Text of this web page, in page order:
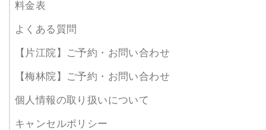
料金表
よくある質問
【片江院】ご予約・お問い合わせ
【梅林院】ご予約・お問い合わせ
個人情報の取り扱いについて
キャンセルポリシー